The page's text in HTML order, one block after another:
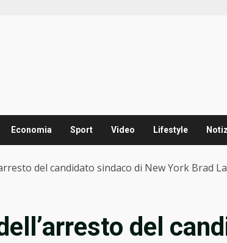
Economia Sport Video Lifestyle
del candidato sindaco di New York Brad
del